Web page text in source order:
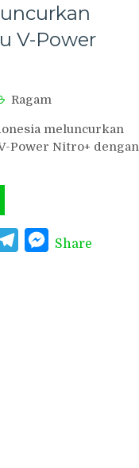
V-Power
Ragam
meluncurkan
Power Nitro+ dengan
TelegramMessenger
Share